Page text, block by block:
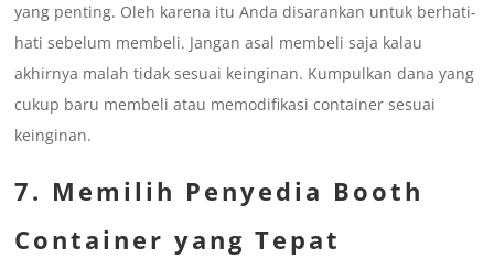
yang penting. Oleh karena itu Anda disarankan untuk berhati-
hati sebelum membeli. Jangan asal membeli saja kalau
akhirnya malah tidak sesuai keinginan. Kumpulkan dana yang
cukup baru membeli atau memodifikasi container sesuai
keinginan.
7. Memilih Penyedia Booth
Container yang Tepat